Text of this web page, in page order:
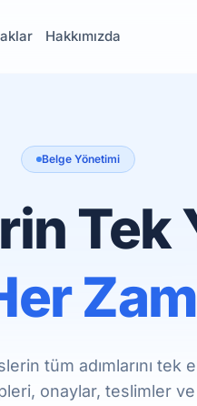
Hakkımızda
Belge Yönetimi
Tek
tüm adımlarını
onaylar, teslimler ve